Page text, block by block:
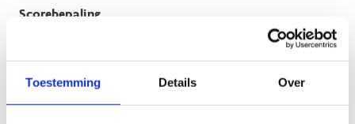
Toestemming Details Over
Scorebepaling
De vertesprong wordt gescoord in centimeter tot op 1cm
nauwkeurig. Noteer beide pogingen.